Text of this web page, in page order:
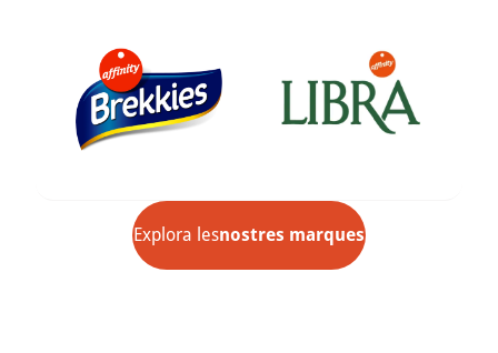
Explora lesnostres marques